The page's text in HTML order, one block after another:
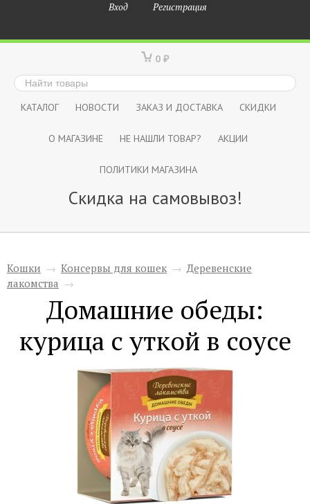
Вход Регистрация
0 ₽
КАТАЛОГ НОВОСТИ ЗАКАЗ И ДОСТАВКА СКИДКИ
О МАГАЗИНЕ НЕ НАШЛИ ТОВАР? АКЦИИ
ПОЛИТИКИ МАГАЗИНА
Скидка на самовывоз!
Кошки → Консервы для кошек → Деревенские
лакомства →
Домашние обеды:
курица с уткой в соусе